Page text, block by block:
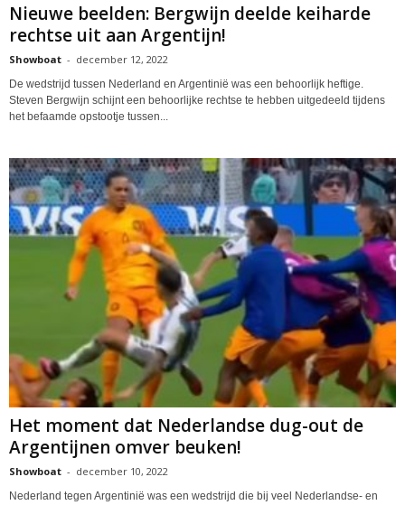
Nieuwe beelden: Bergwijn deelde keiharde
rechtse uit aan Argentijn!
Showboat - december 12, 2022
De wedstrijd tussen Nederland en Argentinië was een behoorlijk heftige.
Steven Bergwijn schijnt een behoorlijke rechtse te hebben uitgedeeld tijdens
het befaamde opstootje tussen...
Het moment dat Nederlandse dug-out de
Argentijnen omver beuken!
Showboat - december 10, 2022
Nederland tegen Argentinië was een wedstrijd die bij veel Nederlandse- en